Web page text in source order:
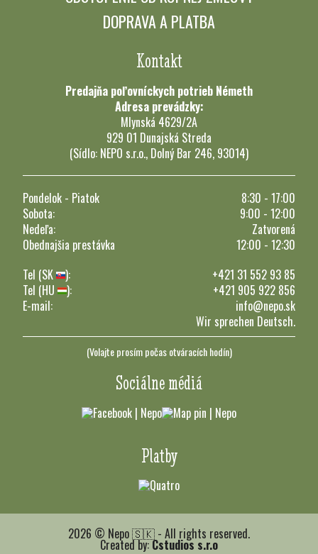
DOPRAVA A PLATBA
Kontakt
Predajňa poľovníckych potrieb Németh
Adresa prevádzky:
Mlynská 4629/2A
929 01 Dunajská Streda
(Sídlo: NEPO s.r.o., Dolný Bar 246, 93014)
Pondelok - Piatok
8:30 - 17:00
Sobota:
9:00 - 12:00
Nedeľa:
Zatvorená
Obednajšia prestávka
12:00 - 12:30
Tel (SK
):
+421 31 552 93 85
Tel (HU
):
+421 905 922 856
E-mail:
info@nepo.sk
Wir sprechen Deutsch.
(Volajte prosím počas otváracích hodín)
Sociálne médiá
Platby
2026 © Nepo 🇸🇰 - All rights reserved.
Created by: Cstudios s.r.o